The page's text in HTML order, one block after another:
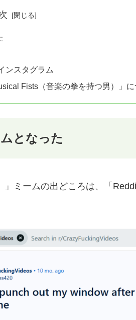
ンスタグラム
Fists（音楽の拳を持つ男）」
となった
ミームの出どころは、「